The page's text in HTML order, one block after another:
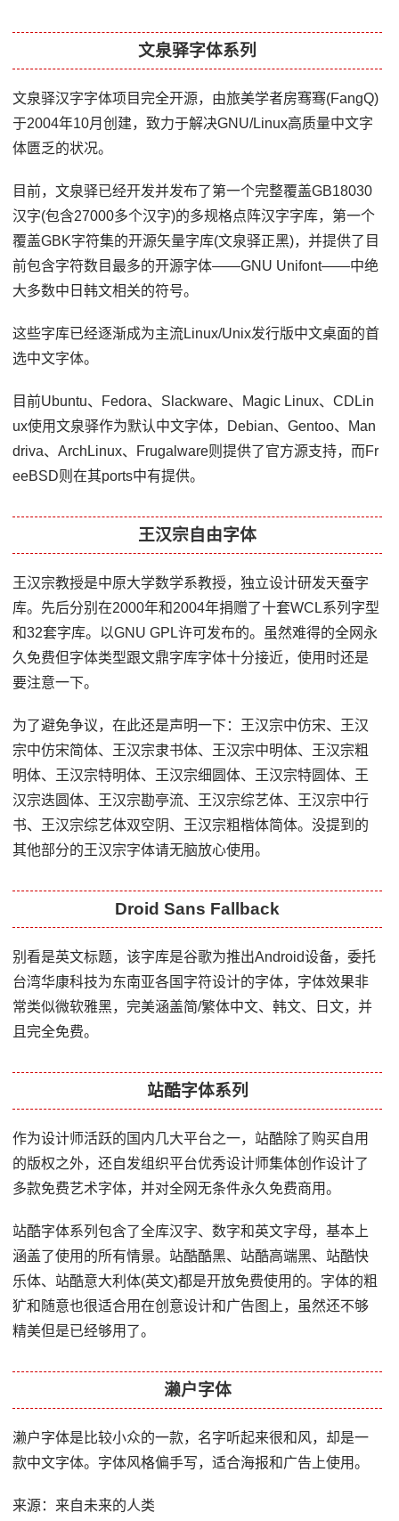
文泉驿字体系列
文泉驿汉字字体项目完全开源，由旅美学者房骞骞(FangQ)
于2004年10月创建，致力于解决GNU/Linux高质量中文字
体匮乏的状况。
目前，文泉驿已经开发并发布了第一个完整覆盖GB18030
汉字(包含27000多个汉字)的多规格点阵汉字字库，第一个
覆盖GBK字符集的开源矢量字库(文泉驿正黑)，并提供了目
前包含字符数目最多的开源字体——GNU Unifont——中绝
大多数中日韩文相关的符号。
这些字库已经逐渐成为主流Linux/Unix发行版中文桌面的首
选中文字体。
目前Ubuntu、Fedora、Slackware、Magic Linux、CDLin
ux使用文泉驿作为默认中文字体，Debian、Gentoo、Man
driva、ArchLinux、Frugalware则提供了官方源支持，而Fr
eeBSD则在其ports中有提供。
王汉宗自由字体
王汉宗教授是中原大学数学系教授，独立设计研发天蚕字
库。先后分别在2000年和2004年捐赠了十套WCL系列字型
和32套字库。以GNU GPL许可发布的。虽然难得的全网永
久免费但字体类型跟文鼎字库字体十分接近，使用时还是
要注意一下。
为了避免争议，在此还是声明一下：王汉宗中仿宋、王汉
宗中仿宋简体、王汉宗隶书体、王汉宗中明体、王汉宗粗
明体、王汉宗特明体、王汉宗细圆体、王汉宗特圆体、王
汉宗迭圆体、王汉宗勘亭流、王汉宗综艺体、王汉宗中行
书、王汉宗综艺体双空阴、王汉宗粗楷体简体。没提到的
其他部分的王汉宗字体请无脑放心使用。
Droid Sans Fallback
别看是英文标题，该字库是谷歌为推出Android设备，委托
台湾华康科技为东南亚各国字符设计的字体，字体效果非
常类似微软雅黑，完美涵盖简/繁体中文、韩文、日文，并
且完全免费。
站酷字体系列
作为设计师活跃的国内几大平台之一，站酷除了购买自用
的版权之外，还自发组织平台优秀设计师集体创作设计了
多款免费艺术字体，并对全网无条件永久免费商用。
站酷字体系列包含了全库汉字、数字和英文字母，基本上
涵盖了使用的所有情景。站酷酷黑、站酷高端黑、站酷快
乐体、站酷意大利体(英文)都是开放免费使用的。字体的粗
犷和随意也很适合用在创意设计和广告图上，虽然还不够
精美但是已经够用了。
濑户字体
濑户字体是比较小众的一款，名字听起来很和风，却是一
款中文字体。字体风格偏手写，适合海报和广告上使用。
来源：来自未来的人类